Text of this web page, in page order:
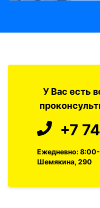
У Вас есть
+7
Ежедневно:
Шемякина, 290